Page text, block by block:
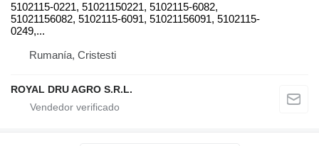
5102115-0221, 51021150221, 5102115-6082,
51021156082, 5102115-6091, 51021156091, 5102115-
0249,...
Rumanía, Cristesti
ROYAL DRU AGRO S.R.L.